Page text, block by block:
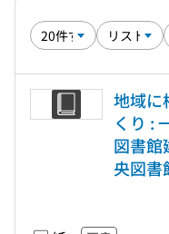
地域に
くり :
図書館
央図書